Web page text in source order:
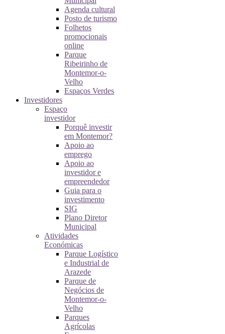
Agenda cultural
Posto de turismo
Folhetos
promocionais
online
Parque
Ribeirinho de
Montemor-o-
Velho
Espaços Verdes
Investidores
Espaço
investidor
Porquê investir
em Montemor?
Apoio ao
emprego
Apoio ao
investidor e
empreendedor
Guia para o
investimento
SIG
Plano Diretor
Municipal
Atividades
Económicas
Parque Logístico
e Industrial de
Arazede
Parque de
Negócios de
Montemor-o-
Velho
Parques
Agrícolas